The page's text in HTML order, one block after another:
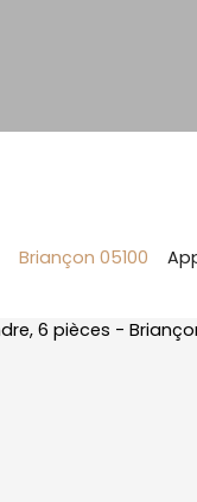
Briançon 05100